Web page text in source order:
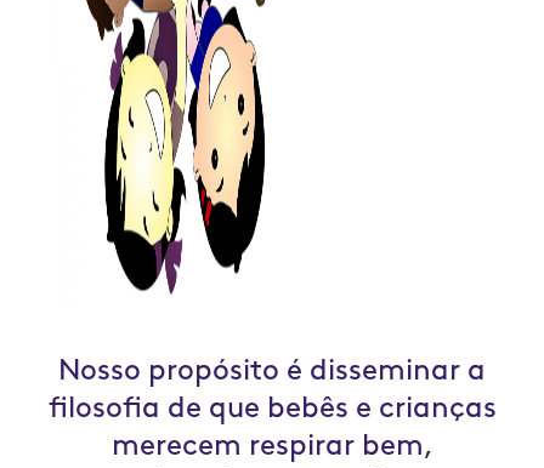
Nosso propósito é disseminar a
filosofia de que bebês e crianças
merecem respirar bem,